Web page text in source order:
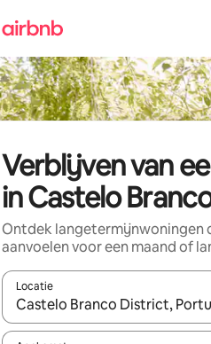
Verblijven van
in Castelo
Ontdek langetermijnwoningen
aanvoelen voor een maand of
Locatie
Wanneer er resultaten